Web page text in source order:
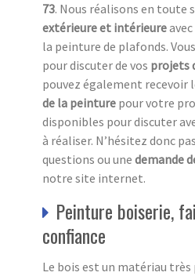
73. Nous réalisons en toute
extérieure et intérieure
la peinture de plafonds.
pour discuter de vos projets
pouvez également recevoir
de la peinture pour votre
disponibles pour discuter
à réaliser. N’hésitez donc
questions ou une demande
notre site internet.
Peinture boiserie,
confiance
Le bois est un matériau très